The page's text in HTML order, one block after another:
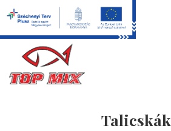
Talicskák